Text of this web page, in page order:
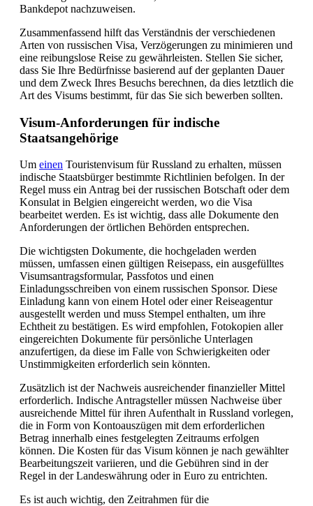
Bankdepot nachzuweisen.
Zusammenfassend hilft das Verständnis der verschiedenen
Arten von russischen Visa, Verzögerungen zu minimieren und
eine reibungslose Reise zu gewährleisten. Stellen Sie sicher,
dass Sie Ihre Bedürfnisse basierend auf der geplanten Dauer
und dem Zweck Ihres Besuchs berechnen, da dies letztlich die
Art des Visums bestimmt, für das Sie sich bewerben sollten.
Visum-Anforderungen für indische
Staatsangehörige
Um einen Touristenvisum für Russland zu erhalten, müssen
indische Staatsbürger bestimmte Richtlinien befolgen. In der
Regel muss ein Antrag bei der russischen Botschaft oder dem
Konsulat in Belgien eingereicht werden, wo die Visa
bearbeitet werden. Es ist wichtig, dass alle Dokumente den
Anforderungen der örtlichen Behörden entsprechen.
Die wichtigsten Dokumente, die hochgeladen werden
müssen, umfassen einen gültigen Reisepass, ein ausgefülltes
Visumsantragsformular, Passfotos und einen
Einladungsschreiben von einem russischen Sponsor. Diese
Einladung kann von einem Hotel oder einer Reiseagentur
ausgestellt werden und muss Stempel enthalten, um ihre
Echtheit zu bestätigen. Es wird empfohlen, Fotokopien aller
eingereichten Dokumente für persönliche Unterlagen
anzufertigen, da diese im Falle von Schwierigkeiten oder
Unstimmigkeiten erforderlich sein könnten.
Zusätzlich ist der Nachweis ausreichender finanzieller Mittel
erforderlich. Indische Antragsteller müssen Nachweise über
ausreichende Mittel für ihren Aufenthalt in Russland vorlegen,
die in Form von Kontoauszügen mit dem erforderlichen
Betrag innerhalb eines festgelegten Zeitraums erfolgen
können. Die Kosten für das Visum können je nach gewählter
Bearbeitungszeit variieren, und die Gebühren sind in der
Regel in der Landeswährung oder in Euro zu entrichten.
Es ist auch wichtig, den Zeitrahmen für die